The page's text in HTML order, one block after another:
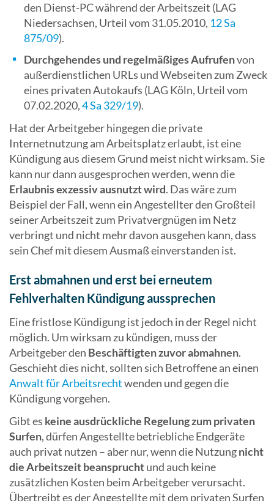
den Dienst-PC während der Arbeitszeit (LAG
Niedersachsen, Urteil vom 31.05.2010, 12 Sa
875/09).
Durchgehendes und regelmäßiges Aufrufenvon
außerdienstlichen URLs und Webseiten zum Zweck
eines privaten Autokaufs (LAG Köln, Urteil vom
07.02.2020,4 Sa 329/19).
Hat der Arbeitgeber hingegen die private
Internetnutzung am Arbeitsplatz erlaubt, ist eine
Kündigung aus diesem Grund meist nicht wirksam. Sie
kann nur dann ausgesprochen werden, wenn die
Erlaubnis exzessiv ausnutzt wird. Das wäre zum
Beispiel der Fall, wenn ein Angestellter den Großteil
seiner Arbeitszeit zum Privatvergnügen im Netz
verbringt und nicht mehr davon ausgehen kann, dass
sein Chef mit diesem Ausmaß einverstanden ist.
Erst abmahnen und erst bei erneutem
Fehlverhalten Kündigung aussprechen
Eine fristlose Kündigung ist jedoch in der Regel nicht
möglich. Um wirksam zu kündigen, muss der
Arbeitgeber den Beschäftigten zuvor abmahnen.
Geschieht dies nicht, sollten sich Betroffene an einen
Anwalt für Arbeitsrechtwenden und gegen die
Kündigung vorgehen.
Gibt es keine ausdrückliche Regelung zum privaten
Surfen, dürfen Angestellte betriebliche Endgeräte
auch privat nutzen – aber nur, wenn die Nutzungnicht
die Arbeitszeit beanspruchtund auch keine
zusätzlichen Kosten beim Arbeitgeber verursacht.
Übertreibt es der Angestellte mit dem privaten Surfen